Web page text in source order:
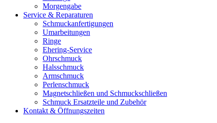
Morgengabe
Service & Reparaturen
Schmuckanfertigungen
Umarbeitungen
Ringe
Ehering-Service
Ohrschmuck
Halsschmuck
Armschmuck
Perlenschmuck
Magnetschließen und Schmuckschließen
Schmuck Ersatzteile und Zubehör
Kontakt & Öffnungszeiten